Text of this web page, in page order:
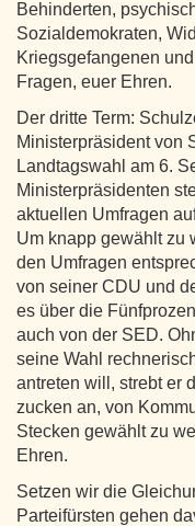
Behinderten,
Sozialdemokraten,
Kriegsgefangenen
Fragen, euer Ehren.
Der dritte Term:
Ministerpräsident von
Landtagswahl am 6.
Ministerpräsidenten
aktuellen Umfragen
Um knapp gewählt zu
den Umfragen
von seiner CDU und
es über die
auch von der SED.
seine Wahl
antreten will, strebt er
zucken an, von
Stecken gewählt zu
Ehren.
Setzen wir die
Parteifürsten gehen